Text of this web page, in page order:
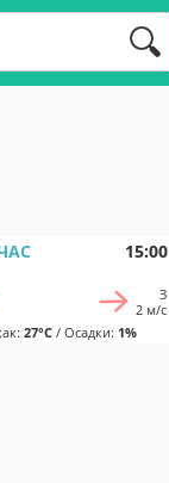
15:00
З
2 м/с
27°C/ Осадки: 1%